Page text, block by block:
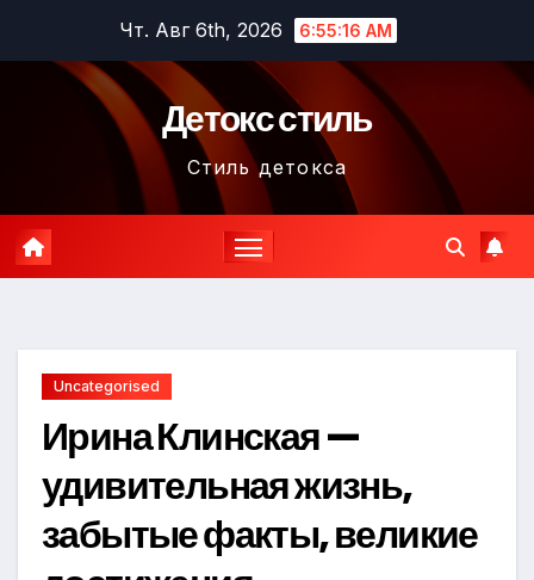
содержимому
Чт. Авг 6th, 2026 6:55:17 AM
Детокс стиль
Стиль детокса
Uncategorised
Ирина Клинская —
удивительная жизнь,
забытые факты, великие